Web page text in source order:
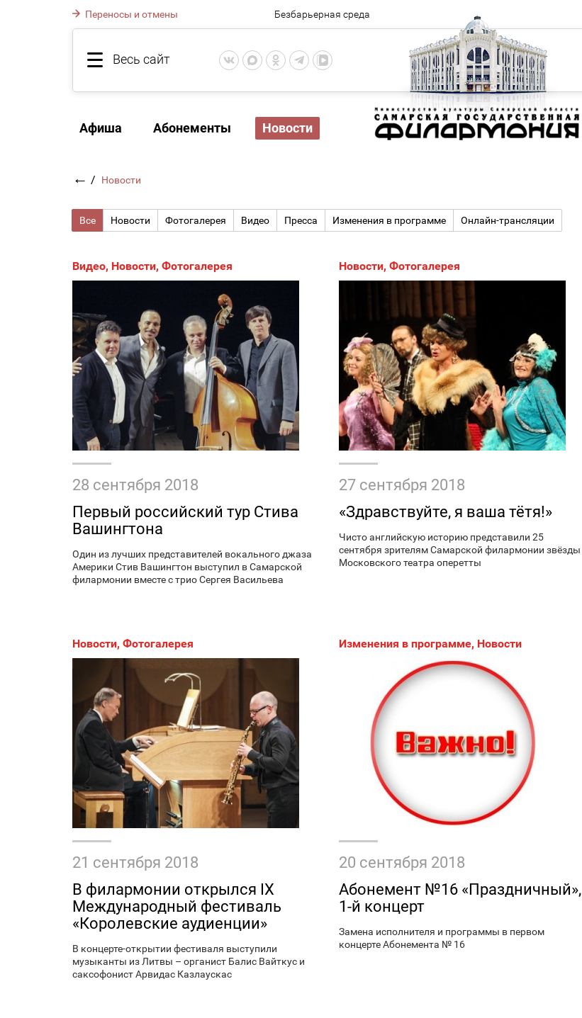
Переносы и отмены Безбарьерная среда
Весь сайт
Афиша Абонементы Новости
← / Новости
Все Новости Фотогалерея Видео Пресса Изменения в программе Онлайн-трансляции
Видео, Новости, Фотогалерея
28 сентября 2018
Первый российский тур Стива
Вашингтона
Один из лучших представителей вокального джаза
Америки Стив Вашингтон выступил в Самарской
филармонии вместе с трио Сергея Васильева
Новости,Фотогалерея
27 сентября 2018
«Здравствуйте, я ваша тётя!»
Чисто английскую историю представили 25
сентября зрителям Самарской филармонии звёзды
Московского театра оперетты
Новости, Фотогалерея
21 сентября 2018
В филармонии открылся IХ
Международный фестиваль
«Королевские аудиенции»
В концерте-открытии фестиваля выступили
музыканты из Литвы – органист Балис Вайткус и
саксофонист Арвидас Казлаускас
Изменения в программе, Новости
20 сентября 2018
Абонемент №16 «Праздничный»,
1-й концерт
Замена исполнителя и программы в первом
концерте Абонемента № 16